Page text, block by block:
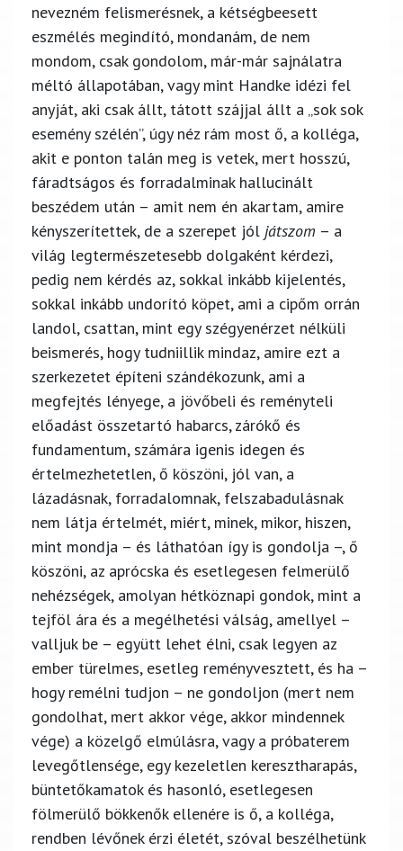
nevezném felismerésnek, a kétségbeesett
eszmélés megindító, mondanám, de nem
mondom, csak gondolom, már-már sajnálatra
méltó állapotában, vagy mint Handke idézi fel
anyját, aki csak állt, tátott szájjal állt a „sok sok
esemény szélén”, úgy néz rám most ő, a kolléga,
akit e ponton talán meg is vetek, mert hosszú,
fáradtságos és forradalminak hallucinált
beszédem után – amit nem én akartam, amire
kényszerítettek, de a szerepet jól játszom – a
világ legtermészetesebb dolgaként kérdezi,
pedig nem kérdés az, sokkal inkább kijelentés,
sokkal inkább undorító köpet, ami a cipőm orrán
landol, csattan, mint egy szégyenérzet nélküli
beismerés, hogy tudniillik mindaz, amire ezt a
szerkezetet építeni szándékozunk, ami a
megfejtés lényege, a jövőbeli és reményteli
előadást összetartó habarcs, zárókő és
fundamentum, számára igenis idegen és
értelmezhetetlen, ő köszöni, jól van, a
lázadásnak, forradalomnak, felszabadulásnak
nem látja értelmét, miért, minek, mikor, hiszen,
mint mondja – és láthatóan így is gondolja –, ő
köszöni, az aprócska és esetlegesen felmerülő
nehézségek, amolyan hétköznapi gondok, mint a
tejföl ára és a megélhetési válság, amellyel –
valljuk be – együtt lehet élni, csak legyen az
ember türelmes, esetleg reményvesztett, és ha –
hogy remélni tudjon – ne gondoljon (mert nem
gondolhat, mert akkor vége, akkor mindennek
vége) a közelgő elmúlásra, vagy a próbaterem
levegőtlensége, egy kezeletlen keresztharapás,
büntetőkamatok és hasonló, esetlegesen
fölmerülő bökkenők ellenére is ő, a kolléga,
rendben lévőnek érzi életét, szóval beszélhetünk